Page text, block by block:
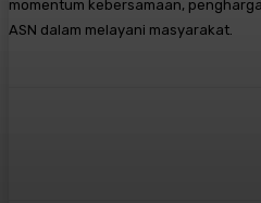
momentum kebersamaan,
ASN dalam melayani masyarakat.